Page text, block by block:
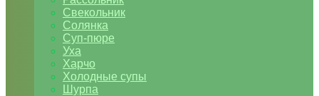
Свекольник
Солянка
Суп-пюре
Уха
Харчо
Холодные супы
Шурпа